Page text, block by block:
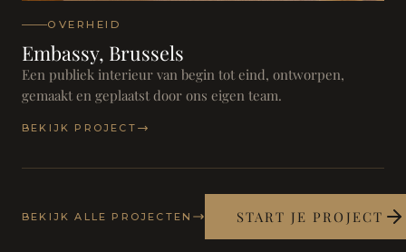
OVERHEID
Embassy, Brussels
Een publiek interieur van begin tot eind, ontworpen,
gemaakt en geplaatst door ons eigen team.
BEKIJK PROJECT
BEKIJK ALLE PROJECTEN START JE PROJECT